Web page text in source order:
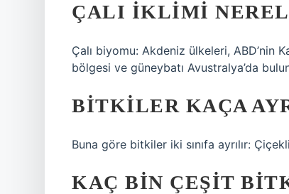
ÇALI IKLIMI
Çalı biyomu: Akdeniz ülkeleri, ABD’nin
bölgesi ve güneybatı Avustralya’da
BITKILER KAÇA
Buna göre bitkiler iki sınıfa ayrılır:
KAÇ BIN ÇEŞIT